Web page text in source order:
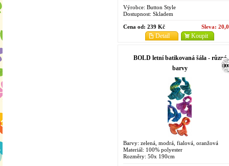
Výrobce: Button Style
Dostupnost: Skladem
Cena od: 239 Kč Sleva:
Koupit
Detail
BOLD letní batikovaná šála - různé
barvy
Barvy: zelená, modrá, fialová, oranžová
Materiál: 100% polyester
Rozměry: 50x 190cm